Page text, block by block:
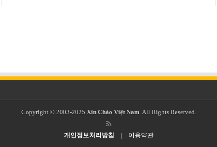
Copyright © 2003-2025 Xin Chào Việt Nam . All Rights Reserved.
개인정보처리방침 | 이용약관